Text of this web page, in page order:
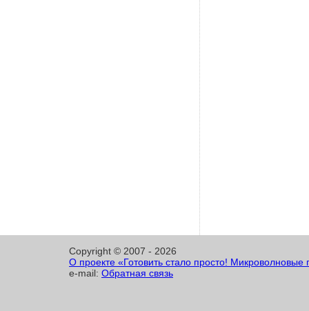
Copyright © 2007 - 2026
О проекте «Готовить стало просто! Микроволновые
e-mail: Обратная связь